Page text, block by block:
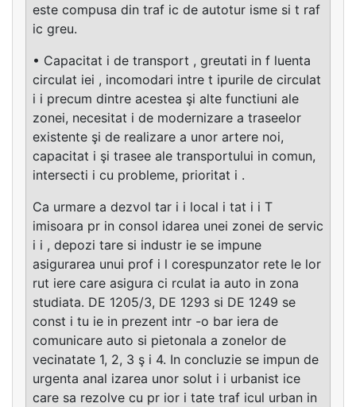
este compusa din traf ic de autotur isme si t raf
ic greu.
• Capacitat i de transport , greutati in f luenta
circulat iei , incomodari intre t ipurile de circulat
i i precum dintre acestea şi alte functiuni ale
zonei, necesitat i de modernizare a traseelor
existente şi de realizare a unor artere noi,
capacitat i şi trasee ale transportului in comun,
intersecti i cu probleme, prioritat i .
Ca urmare a dezvol tar i i local i tat i i T
imisoara pr in consol idarea unei zonei de servic
i i , depozi tare si industr ie se impune
asigurarea unui prof i l corespunzator rete le lor
rut iere care asigura ci rculat ia auto in zona
studiata. DE 1205/3, DE 1293 si DE 1249 se
const i tu ie in prezent intr -o bar iera de
comunicare auto si pietonala a zonelor de
vecinatate 1, 2, 3 ş i 4. In concluzie se impun de
urgenta anal izarea unor solut i i urbanist ice
care sa rezolve cu pr ior i tate traf icul urban in